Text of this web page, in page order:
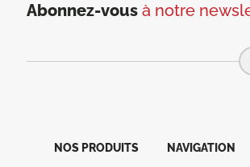
Abonnez-vous à notre
NOS PRODUITS
NAVIGATION